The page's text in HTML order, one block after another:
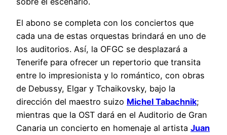
El abono se completa con los conciertos que
cada una de estas orquestas brindará en uno de
los auditorios. Así, la OFGC se desplazará a
Tenerife para ofrecer un repertorio que transita
entre lo impresionista y lo romántico, con obras
de Debussy, Elgar y Tchaikovsky, bajo la
dirección del maestro suizo Michel Tabachnik;
mientras que la OST dará en el Auditorio de Gran
Canaria un concierto en homenaje al artista Juan